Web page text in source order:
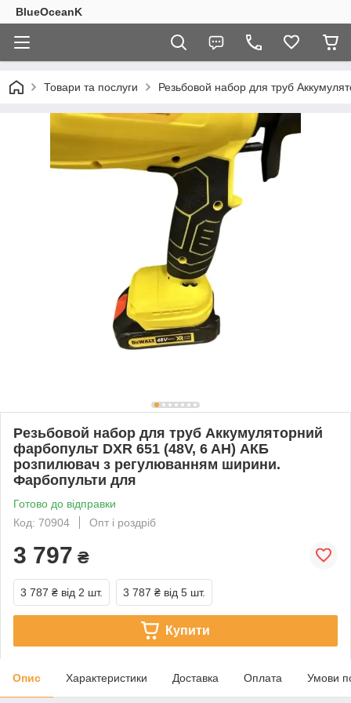
BlueOceanK
Товари та послуги Резьбовой набор для труб
Резьбовой набор для труб Аккумуляторний
фарбопульт DXR 651 (48V, 6 AH) АКБ
розпилювач з регулюванням ширини.
Фарбопульти для
Готово до відправки
Код: 70904
Опт і роздріб
3 797 ₴
3 787 ₴ від 2 шт. 3 787 ₴ від 5 шт.
Купити
Опис Характеристики Доставка Оплата Умови